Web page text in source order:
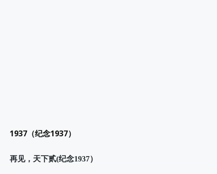
1937（纪念1937）
再见，天下贰(纪念1937）